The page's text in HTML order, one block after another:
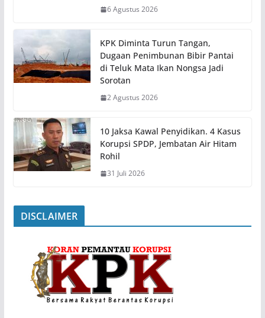
6 Agustus 2026
KPK Diminta Turun Tangan,
Dugaan Penimbunan Bibir Pantai
di Teluk Mata Ikan Nongsa Jadi
Sorotan
2 Agustus 2026
10 Jaksa Kawal Penyidikan. 4 Kasus
Korupsi SPDP, Jembatan Air Hitam
Rohil
31 Juli 2026
DISCLAIMER